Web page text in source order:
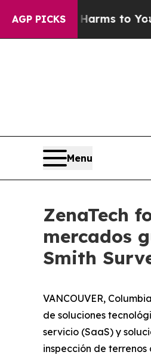
AGP PICKS
Harms to YouthBrazil
Menu
ZenaTech
mercados
Smith
VANCOUVER,
de soluciones
servicio (SaaS) y
inspección de